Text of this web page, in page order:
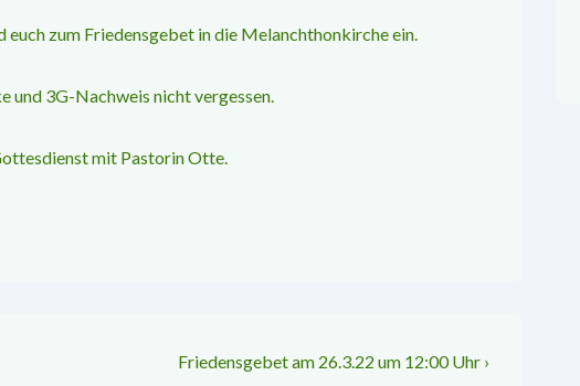
euch zum Friedensgebet in die Melanchthonkirche ein.
und 3G-Nachweis nicht vergessen.
mit Pastorin Otte.
Nächster
Friedensgebet am 26.3.22 um 12:00 Uhr ›